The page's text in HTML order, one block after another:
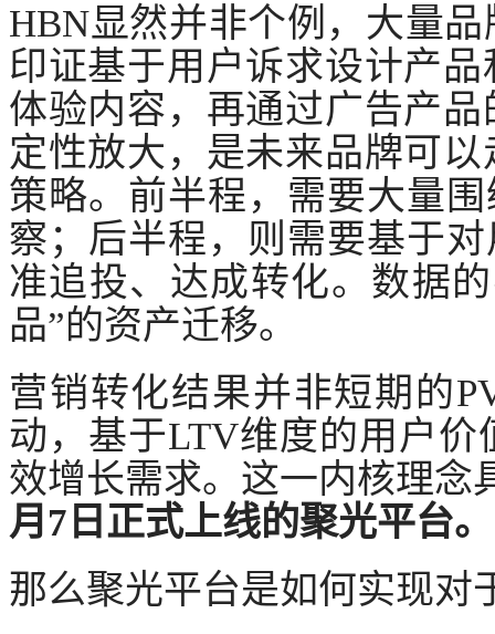
HBN显然并非个例，大量
印证基于用户诉求设计产
体验内容，再通过广告产
定性放大，是未来品牌可
策略。前半程，需要大量
察；后半程，则需要基于
准追投、达成转化。数据
品”的资产迁移。
营销转化结果并非短期的
动，基于LTV维度的用户
效增长需求。这一内核理念
月7日正式上线的聚光平台。
那么聚光平台是如何实现对